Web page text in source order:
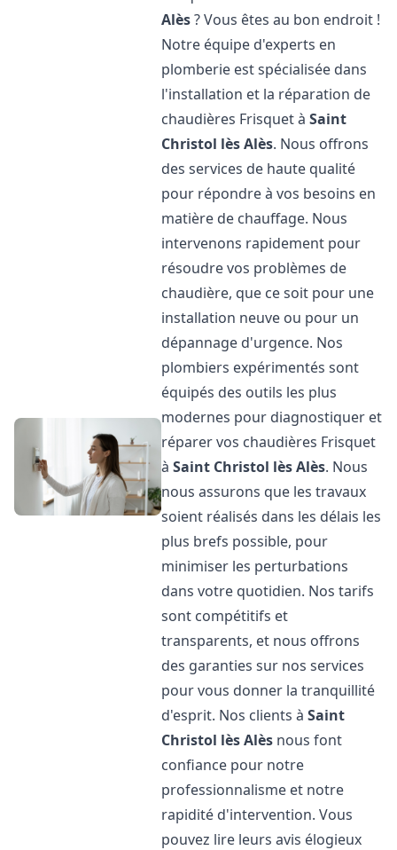
Alès? Vous êtes au bon endroit !
Notre équipe d'experts en
plomberie est spécialisée dans
l'installation et la réparation de
chaudières Frisquet àSaint
Christol lès Alès. Nous offrons
des services de haute qualité
pour répondre à vos besoins en
matière de chauffage. Nous
intervenons rapidement pour
résoudre vos problèmes de
chaudière, que ce soit pour une
installation neuve ou pour un
dépannage d'urgence. Nos
plombiers expérimentés sont
équipés des outils les plus
modernes pour diagnostiquer et
réparer vos chaudières Frisquet
àSaint Christol lès Alès. Nous
nous assurons que les travaux
soient réalisés dans les délais les
plus brefs possible, pour
minimiser les perturbations
dans votre quotidien. Nos tarifs
sont compétitifs et
transparents, et nous offrons
des garanties sur nos services
pour vous donner la tranquillité
d'esprit. Nos clients àSaint
Christol lès Alès nous font
confiance pour notre
professionnalisme et notre
rapidité d'intervention. Vous
pouvez lire leurs avis élogieux